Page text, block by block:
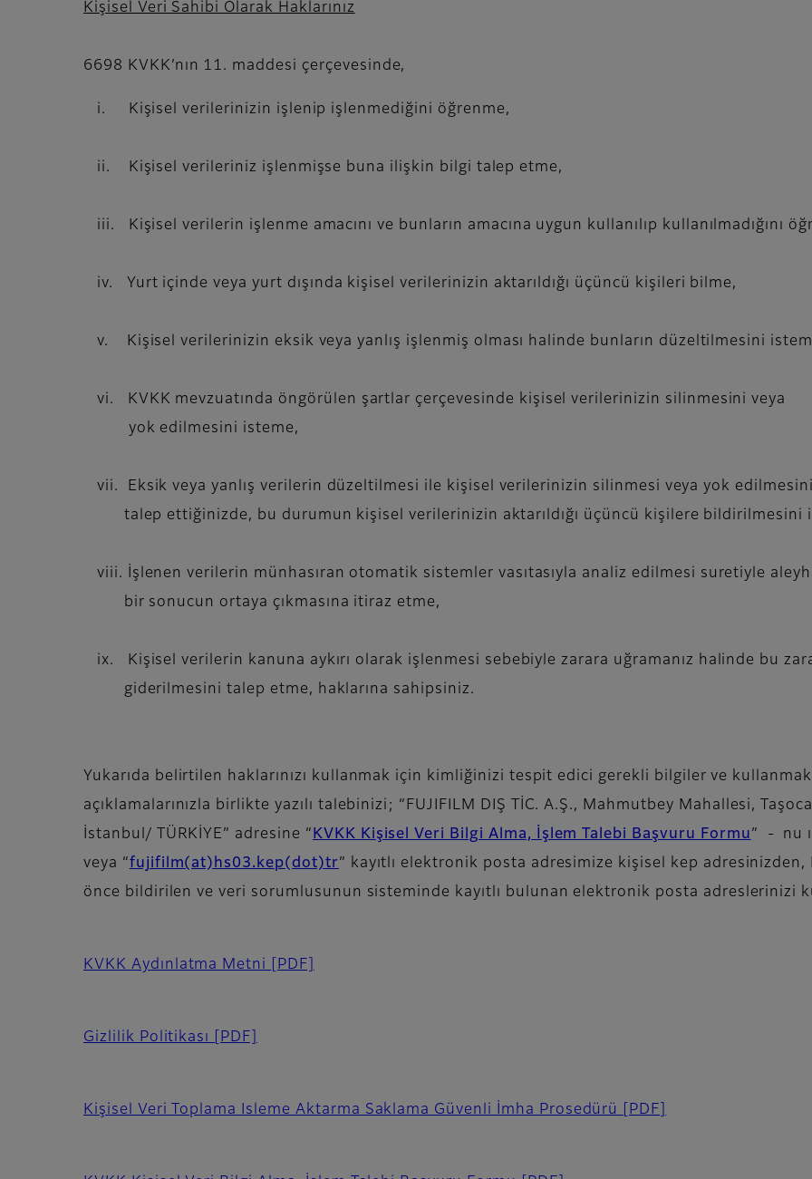
Kişisel Veri Sahibi Olarak Haklarınız
6698 KVKK’nın 11. maddesi çerçevesinde,
i. Kişisel verilerinizin işlenip işlenmediğini öğrenme,
ii. Kişisel verileriniz işlenmişse buna ilişkin bilgi talep etme,
iii. Kişisel verilerin işlenme amacını ve bunların amacına uygun kullanılıp kullanılmadığını
iv. Yurt içinde veya yurt dışında kişisel verilerinizin aktarıldığı üçüncü kişileri bilme,
v. Kişisel verilerinizin eksik veya yanlış işlenmiş olması halinde bunların düzeltilmesini
vi. KVKK mevzuatında öngörülen şartlar çerçevesinde kişisel verilerinizin silinmesini veya
yok edilmesini isteme,
vii. Eksik veya yanlış verilerin düzeltilmesi ile kişisel verilerinizin silinmesi veya yok edilmesini
talep ettiğinizde, bu durumun kişisel verilerinizin aktarıldığı üçüncü kişilere bildirilmesini
viii. İşlenen verilerin münhasıran otomatik sistemler vasıtasıyla analiz edilmesi suretiyle
bir sonucun ortaya çıkmasına itiraz etme,
ix. Kişisel verilerin kanuna aykırı olarak işlenmesi sebebiyle zarara uğramanız halinde bu
giderilmesini talep etme, haklarına sahipsiniz.
Yukarıda belirtilen haklarınızı kullanmak için kimliğinizi tespit edici gerekli bilgiler ve
açıklamalarınızla birlikte yazılı talebinizi; “FUJIFILM DIŞ TİC. A.Ş., Mahmutbey Mahallesi,
İstanbul/ TÜRKİYE” adresine “ KVKK Kişisel Veri Bilgi Alma, İşlem Talebi Başvuru Formu” - nu
veya “fujifilm(at)hs03.kep(dot)tr” kayıtlı elektronik posta adresimize kişisel kep adresinizden,
önce bildirilen ve veri sorumlusunun sisteminde kayıtlı bulunan elektronik posta adreslerinizi
KVKK Aydınlatma Metni [PDF]
Gizlilik Politikası [PDF]
Kişisel Veri Toplama Isleme Aktarma Saklama Güvenli İmha Prosedürü [PDF]